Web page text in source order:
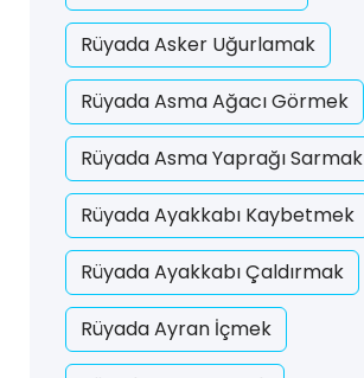
Rüyada Asker Uğurlamak
Rüyada Asma Ağacı Görmek
Rüyada Asma Yaprağı Sarmak
Rüyada Ayakkabı Kaybetmek
Rüyada Ayakkabı Çaldırmak
Rüyada Ayran İçmek